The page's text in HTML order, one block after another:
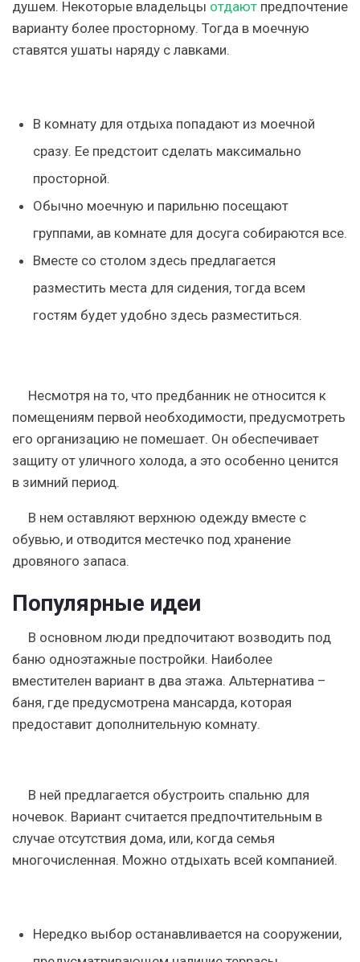
душем. Некоторые владельцы отдают предпочтение
варианту более просторному. Тогда в моечную
ставятся ушаты наряду с лавками.
В комнату для отдыха попадают из моечной
сразу. Ее предстоит сделать максимально
просторной.
Обычно моечную и парильню посещают
группами, ав комнате для досуга собираются все.
Вместе со столом здесь предлагается
разместить места для сидения, тогда всем
гостям будет удобно здесь разместиться.
Несмотря на то, что предбанник не относится к
помещениям первой необходимости, предусмотреть
его организацию не помешает. Он обеспечивает
защиту от уличного холода, а это особенно ценится
в зимний период.
В нем оставляют верхнюю одежду вместе с
обувью, и отводится местечко под хранение
дровяного запаса.
Популярные идеи
В основном люди предпочитают возводить под
баню одноэтажные постройки. Наиболее
вместителен вариант в два этажа. Альтернатива –
баня, где предусмотрена мансарда, которая
предоставит дополнительную комнату.
В ней предлагается обустроить спальню для
ночевок. Вариант считается предпочтительным в
случае отсутствия дома, или, когда семья
многочисленная. Можно отдыхать всей компанией.
Нередко выбор останавливается на сооружении,